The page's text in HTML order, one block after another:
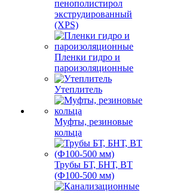
пенополистирол
экструдированный
(XPS)
Пленки гидро и
пароизоляционные
Утеплитель
Муфты, резиновые
кольца
Трубы БТ, БНТ, ВТ
(Ф100-500 мм)